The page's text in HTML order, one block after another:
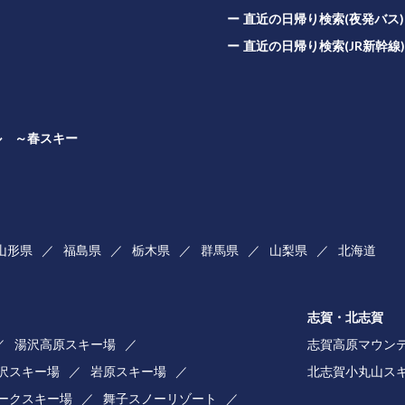
直近の日帰り検索(夜発バス)
直近の日帰り検索(JR新幹線)
～春スキー
形県 福島県 栃木県 群馬県 山梨県 北海道
湯沢高原スキー場
スキー場
岩原スキー場
クスキー場
舞子スノーリゾート
志賀・北志賀
志賀高原マウン
北志賀小丸山ス